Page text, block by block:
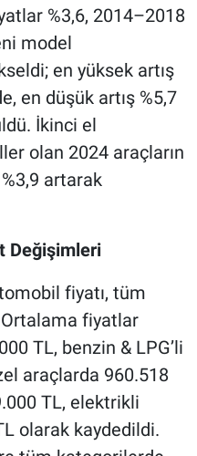
%3,6, 2014–2018
model
en yüksek artış
en düşük artış %5,7
İkinci el
olan 2024 araçların
artarak
Değişimleri
fiyatı, tüm
fiyatlar
TL, benzin & LPG’li
araçlarda 960.518
TL, elektrikli
olarak kaydedildi.